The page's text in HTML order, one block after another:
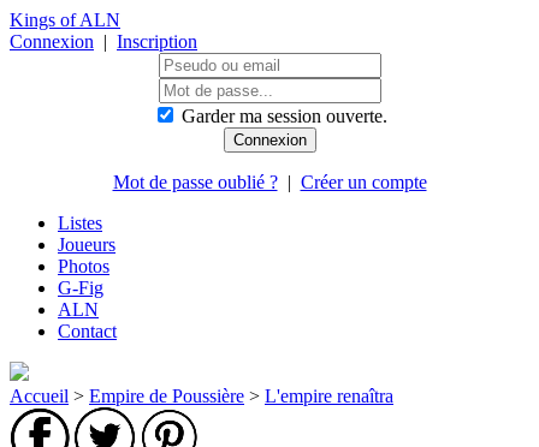
Kings of ALN
Connexion | Inscription
Garder ma session ouverte.
Mot de passe oublié ?| Créer un compte
Listes
Joueurs
Photos
G-Fig
ALN
Contact
Accueil > Empire de Poussière > L'empire renaîtra